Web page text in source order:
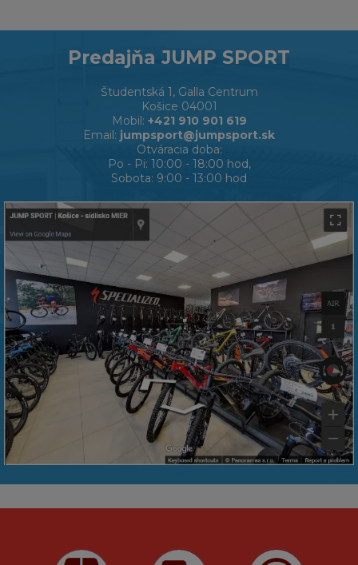
Predajňa JUMP SPORT
Študentská 1, Galla Centrum
Košice 04001
Mobil: +421 910 901 619
Email: jumpsport@jumpsport.sk
Otváracia doba:
Po - Pi: 10:00 - 18:00 hod,
Sobota: 9:00 - 13:00 hod